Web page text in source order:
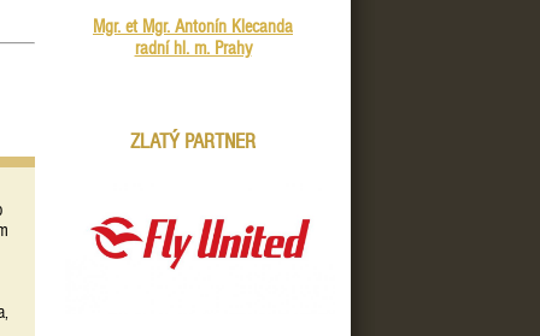
Mgr. et Mgr. Antonín Klecanda
radní hl. m. Prahy
ZLATÝ PARTNER